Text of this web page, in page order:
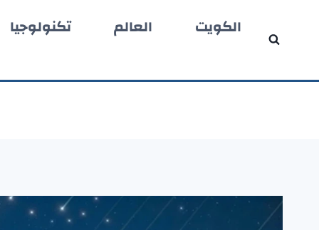
المحتوى
الكويت العالم تكنولوجيا